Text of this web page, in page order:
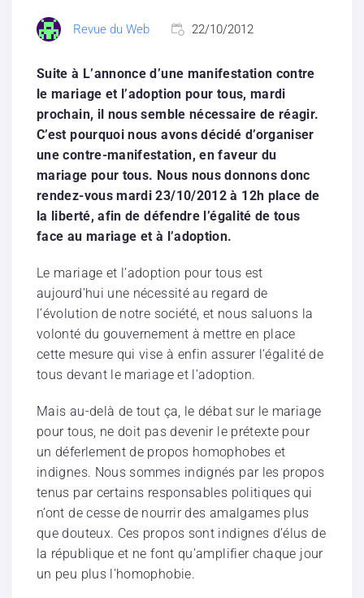
Revue du Web 22/10/2012
Suite à L’annonce d’une manifestation contre
le mariage et l’adoption pour tous, mardi
prochain, il nous semble nécessaire de réagir.
C’est pourquoi nous avons décidé d’organiser
une contre-manifestation, en faveur du
mariage pour tous. Nous nous donnons donc
rendez-vous mardi 23/10/2012 à 12h place de
la liberté, afin de défendre l’égalité de tous
face au mariage et à l’adoption.
Le mariage et l’adoption pour tous est
aujourd’hui une nécessité au regard de
l’évolution de notre société, et nous saluons la
volonté du gouvernement à mettre en place
cette mesure qui vise à enfin assurer l’égalité de
tous devant le mariage et l’adoption.
Mais au-delà de tout ça, le débat sur le mariage
pour tous, ne doit pas devenir le prétexte pour
un déferlement de propos homophobes et
indignes. Nous sommes indignés par les propos
tenus par certains responsables politiques qui
n’ont de cesse de nourrir des amalgames plus
que douteux. Ces propos sont indignes d’élus de
la république et ne font qu’amplifier chaque jour
un peu plus l’homophobie.